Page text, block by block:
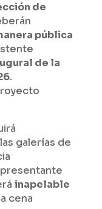
de
pública
de la
.
galerías de
inapelable
cena